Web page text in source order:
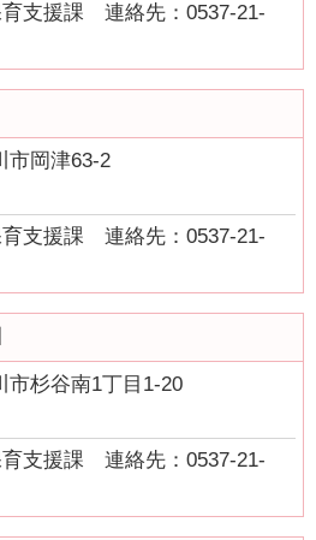
なたへ～Message for You～」あい
大賞表彰式及び活動発表交流会
大賞活動発表交流会について
下阿多古
ふぁむ
さま
支援課 連絡先：0537-21-
市岡津63-2
支援課 連絡先：0537-21-
市杉谷南1丁目1-20
支援課 連絡先：0537-21-